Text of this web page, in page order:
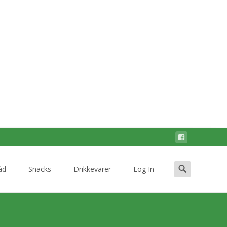
Snacks Drikkevarer Log In
Search
for: